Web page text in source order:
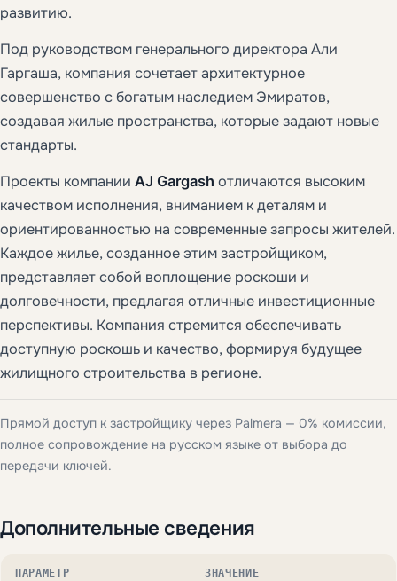
развитию.
Под руководством генерального директора Али
Гаргаша, компания сочетает архитектурное
совершенство с богатым наследием Эмиратов,
создавая жилые пространства, которые задают новые
стандарты.
Проекты компании AJ Gargash отличаются высоким
качеством исполнения, вниманием к деталям и
ориентированностью на современные запросы жителей.
Каждое жилье, созданное этим застройщиком,
представляет собой воплощение роскоши и
долговечности, предлагая отличные инвестиционные
перспективы. Компания стремится обеспечивать
доступную роскошь и качество, формируя будущее
жилищного строительства в регионе.
Прямой доступ к застройщику через Palmera — 0% комиссии,
полное сопровождение на русском языке от выбора до
передачи ключей.
Дополнительные сведения
ПАРАМЕТР ЗНАЧЕНИЕ